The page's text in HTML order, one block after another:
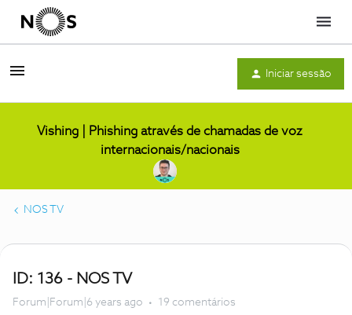
Menu
Iniciar sessão
Vishing | Phishing através de chamadas de voz
internacionais/nacionais
NOS TV
ID: 136 - NOS TV
Forum|Forum|6 years ago 19 comentários